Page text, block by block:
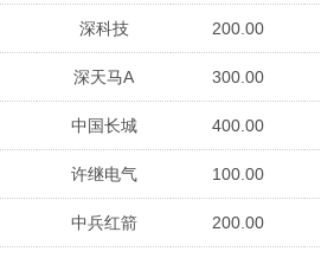
深科技 200.00
深天马A 300.00
中国长城 400.00
许继电气 100.00
中兵红箭 200.00